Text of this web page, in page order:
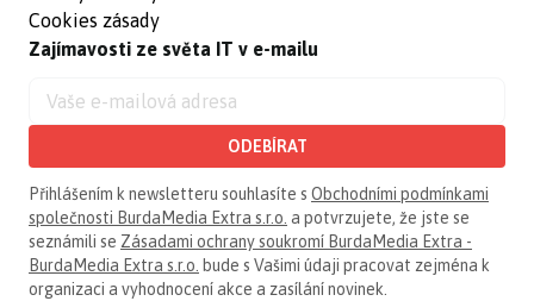
Cookies zásady
Zajímavosti ze světa IT v e-mailu
ODEBÍRAT
Přihlášením k newsletteru souhlasíte s Obchodními podmínkami
společnosti BurdaMedia Extra s.r.o. a potvrzujete, že jste se
seznámili se Zásadami ochrany soukromí BurdaMedia Extra -
BurdaMedia Extra s.r.o. bude s Vašimi údaji pracovat zejména k
organizaci a vyhodnocení akce a zasílání novinek.